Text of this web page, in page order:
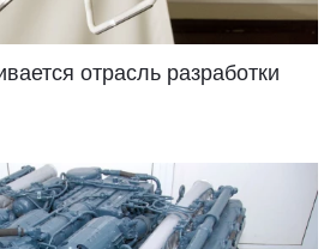
отрасль разработки